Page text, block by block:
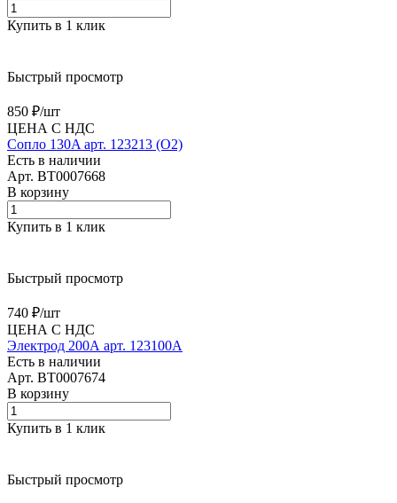
Купить в 1 клик
Быстрый просмотр
850 ₽/шт
ЦЕНА С НДС
Сопло 130A арт. 123213 (O2)
Есть в наличии
Арт. BT0007668
В корзину
Купить в 1 клик
Быстрый просмотр
740 ₽/шт
ЦЕНА С НДС
Электрод 200А арт. 123100А
Есть в наличии
Арт. BT0007674
В корзину
Купить в 1 клик
Быстрый просмотр